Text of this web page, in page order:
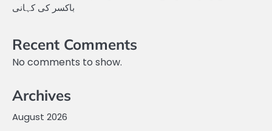
باکسر کی کہانی
Recent Comments
No comments to show.
Archives
August 2026